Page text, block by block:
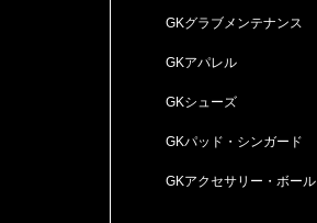
GKグラブメンテナンス
GKアパレル
GKシューズ
GKパッド・シンガード
GKアクセサリー・ボール